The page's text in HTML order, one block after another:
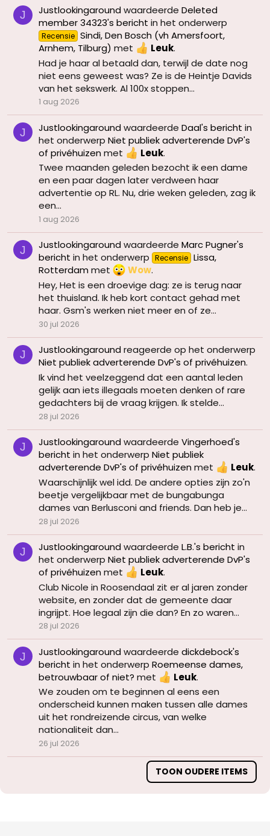
J Justlookingaround waardeerde Deleted
member 34323's bericht in het onderwerp
Recensie Sindi, Den Bosch (vh Amersfoort,
Arnhem, Tilburg) met Leuk.
Had je haar al betaald dan, terwijl de date nog
niet eens geweest was? Ze is de Heintje Davids
van het sekswerk. Al 100x stoppen...
1 aug 2026
J Justlookingaround waardeerde Daal's bericht in
het onderwerp Niet publiek adverterende DvP's
of privéhuizen met Leuk.
Twee maanden geleden bezocht ik een dame
en een paar dagen later verdween haar
advertentie op RL. Nu, drie weken geleden, zag ik
een...
1 aug 2026
J Justlookingaround waardeerde Marc Pugner's
bericht in het onderwerp Recensie Lissa,
Rotterdam met Wow.
Hey, Het is een droevige dag: ze is terug naar
het thuisland. Ik heb kort contact gehad met
haar. Gsm's werken niet meer en of ze...
30 jul 2026
J Justlookingaround reageerde op het onderwerp
Niet publiek adverterende DvP's of privéhuizen.
Ik vind het veelzeggend dat een aantal leden
gelijk aan iets illegaals moeten denken of rare
gedachters bij de vraag krijgen. Ik stelde...
28 jul 2026
J Justlookingaround waardeerde Vingerhoed's
bericht in het onderwerp Niet publiek
adverterende DvP's of privéhuizen met Leuk.
Waarschijnlijk wel idd. De andere opties zijn zo'n
beetje vergelijkbaar met de bungabunga
dames van Berlusconi and friends. Dan heb je...
28 jul 2026
J Justlookingaround waardeerde L.B.'s bericht in
het onderwerp Niet publiek adverterende DvP's
of privéhuizen met Leuk.
Club Nicole in Roosendaal zit er al jaren zonder
website, en zonder dat de gemeente daar
ingrijpt. Hoe legaal zijn die dan? En zo waren...
28 jul 2026
J Justlookingaround waardeerde dickdebock's
bericht in het onderwerp Roemeense dames,
betrouwbaar of niet? met Leuk.
We zouden om te beginnen al eens een
onderscheid kunnen maken tussen alle dames
uit het rondreizende circus, van welke
nationaliteit dan...
26 jul 2026
TOON OUDERE ITEMS